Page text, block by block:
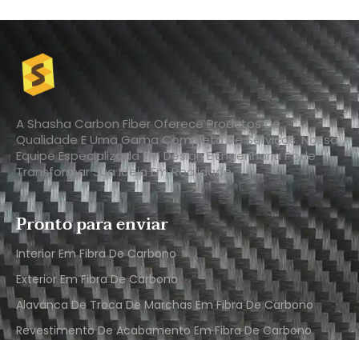
A Shasha Carbon Fiber Oferece Produtos De
Qualidade E Uma Gama Completa De Serviços. Nossa
Equipe Especializada Em Design E Engenharia Pode
Transformar Sua Ideia Em Realidade.
Pronto para enviar
Interior Em Fibra De Carbono
Exterior Em Fibra De Carbono
Alavanca De Troca De Marchas Em Fibra De Carbono
Revestimento De Acabamento Em Fibra De Carbono